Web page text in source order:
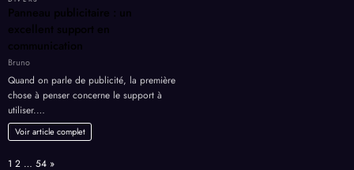
Panneau publicitaire : un
excellent support en
communication
Bruno
Quand on parle de publicité, la première
chose à penser concerne le support à
utiliser.…
Voir article complet
Page:
1 2 … 54 Next
»